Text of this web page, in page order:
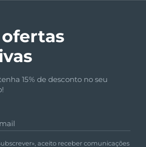
15% de desconto no seu
aceito receber comunicações